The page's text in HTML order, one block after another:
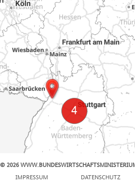
© 2026
IMPRESSUM
DATENSCHUTZ